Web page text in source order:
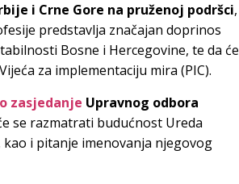
i Crne Gore na pruženoj podršci,
predstavlja značajan doprinos
Bosne i Hercegovine, te da će
za implementaciju mira (PIC).
zasjedanje Upravnog odbora
se razmatrati budućnost Ureda
i pitanje imenovanja njegovog